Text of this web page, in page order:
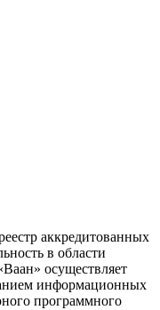
аккредитованных
в области
осуществляет
информационных
программного